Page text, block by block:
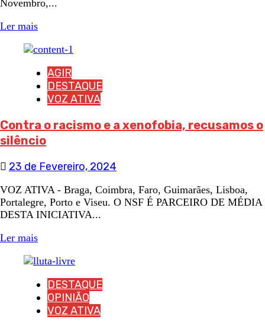
Novembro,...
Ler mais
AGIR
DESTAQUE
VOZ ATIVA
Contra o racismo e a xenofobia, recusamos o
silêncio
23 de Fevereiro, 2024
VOZ ATIVA - Braga, Coimbra, Faro, Guimarães, Lisboa,
Portalegre, Porto e Viseu. O NSF É PARCEIRO DE MÉDIA
DESTA INICIATIVA...
Ler mais
DESTAQUE
OPINIÃO
VOZ ATIVA